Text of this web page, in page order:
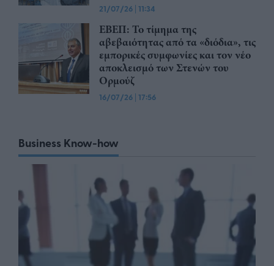
21/07/26 | 11:34
ΕΒΕΠ: Το τίμημα της
αβεβαιότητας από τα «διόδια», τις
εμπορικές συμφωνίες και τον νέο
αποκλεισμό των Στενών του
Ορμούζ
16/07/26 | 17:56
Business Know-how